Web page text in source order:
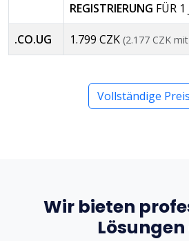
REGISTRIERUNG FÜR 1
.CO.UG 1.799 CZK (2.177 CZK
Vollständige
Wir bieten